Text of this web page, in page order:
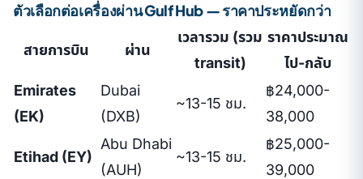
ตัวเลือกต่อเครื่องผ่าน Gulf Hub — ราคาประหยัดกว่า
สายการบิน ผ่าน
เวลารวม (รวม
transit)
ราคาประมาณ
ไป-กลับ
Emirates
(EK)
Dubai
(DXB)
~13-15 ชม.
฿24,000-
38,000
Etihad (EY)
Abu Dhabi
(AUH)
~13-15 ชม.
฿25,000-
39,000